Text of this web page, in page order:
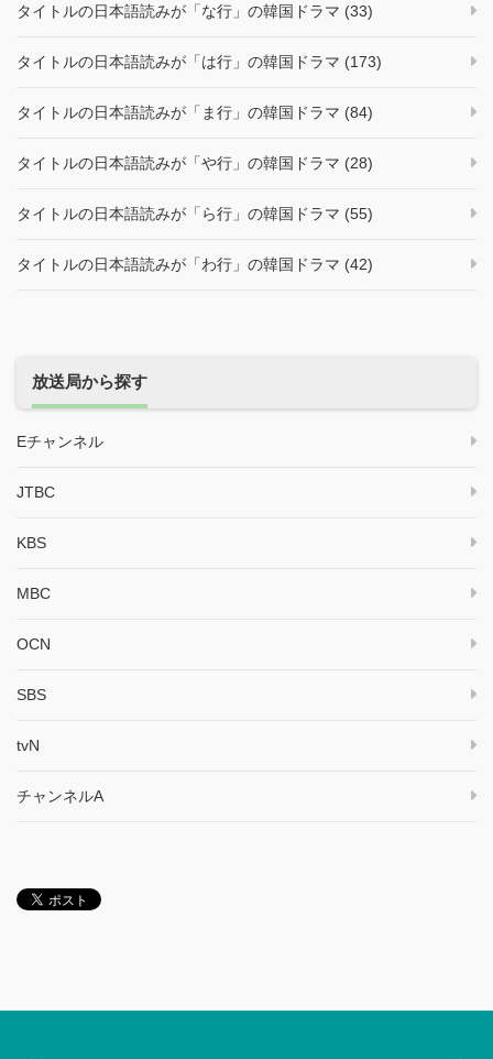
タイトルの日本語読みが「な行」の韓国ドラマ (33)
タイトルの日本語読みが「は行」の韓国ドラマ (173)
タイトルの日本語読みが「ま行」の韓国ドラマ (84)
タイトルの日本語読みが「や行」の韓国ドラマ (28)
タイトルの日本語読みが「ら行」の韓国ドラマ (55)
タイトルの日本語読みが「わ行」の韓国ドラマ (42)
放送局から探す
Eチャンネル
JTBC
KBS
MBC
OCN
SBS
tvN
チャンネルA